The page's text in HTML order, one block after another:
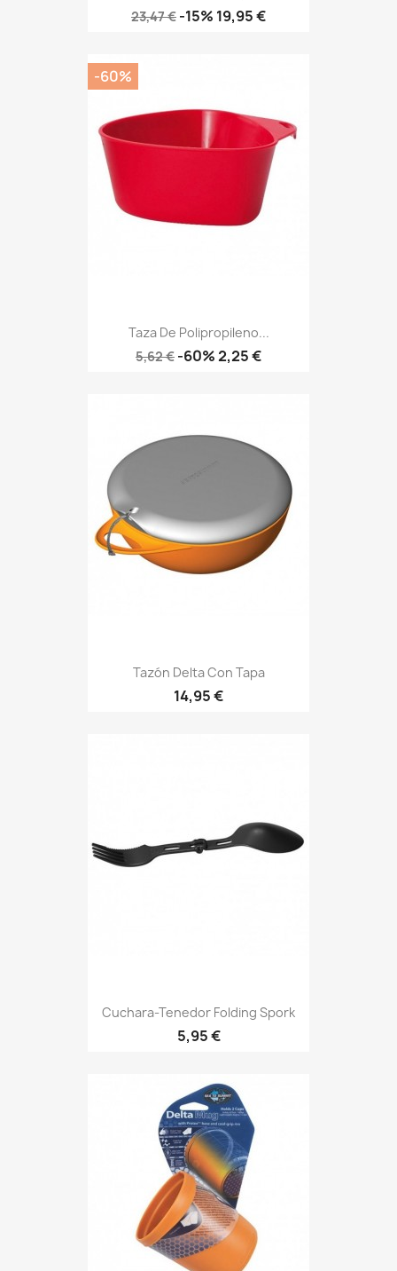
Precio
23,47 € -15% Precio
19,95 €
Taza De Polipropileno...
Precio
5,62 € -60% Precio
2,25 €
-60%
Tazón Delta Con Tapa
Precio
14,95 €
Cuchara-Tenedor Folding Spork
Precio
5,95 €